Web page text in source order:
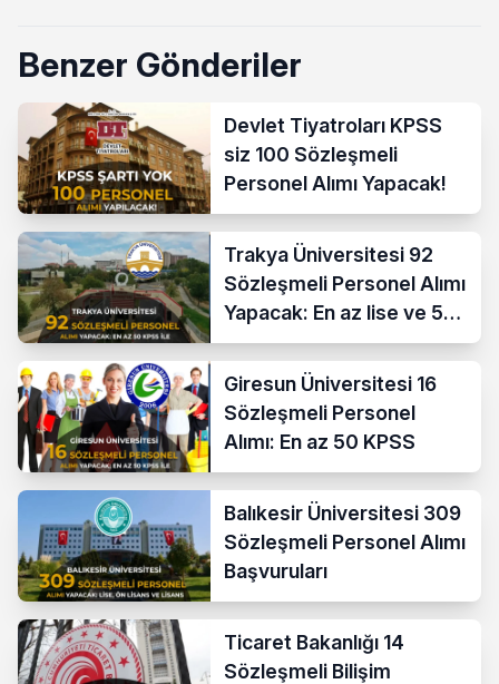
Benzer Gönderiler
Devlet Tiyatroları KPSS
siz 100 Sözleşmeli
Personel Alımı Yapacak!
Trakya Üniversitesi 92
Sözleşmeli Personel Alımı
Yapacak: En az lise ve 50
KPSS İle
Giresun Üniversitesi 16
Sözleşmeli Personel
Alımı: En az 50 KPSS
Balıkesir Üniversitesi 309
Sözleşmeli Personel Alımı
Başvuruları
Ticaret Bakanlığı 14
Sözleşmeli Bilişim